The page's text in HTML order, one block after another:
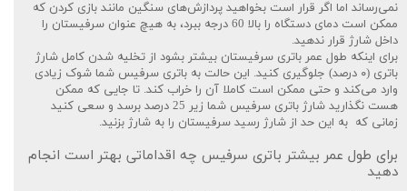
نمی‌رساند اما اگر قرار است بخواهید پردازش‌های سنگین مانند بازی کردن که
ممکن است دمای دستگاه را بالا 60 درجه ببرد، به هیچ عنوان سرفیستان را
داخل شارژ قرار ندهید.
برای اینکه طول عمر باتری سرفیستان بیشتر بشود از تخلیه شدن کامل شارژ
باتری (۰ درصد) جلوگیری کنید. این حالت به باتری سرفیس شما شوک زیادی
وارد می‌کند و حتی ممکن است کاملا آن را خراب کند. تا جایی که ممکن
هست نگذارید شارژ باتری سرفیس شما زیر 25 درصد برسد و سعی کنید
زمانی که به این حد از شارژ رسید سرفیستان را به شارژ بزنید.
برای طول عمر بیشتر باتری سرفیس چه اقداماتی بهتر است انجام
دهید